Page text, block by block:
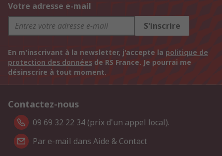
Votre adresse e-mail
S'inscrire
En m'inscrivant à la newsletter, j'accepte la politique de
protection des données de RS France. Je pourrai me
désinscrire à tout moment.
Contactez-nous
09 69 32 22 34 (prix d'un appel local).
Par e-mail dans Aide & Contact